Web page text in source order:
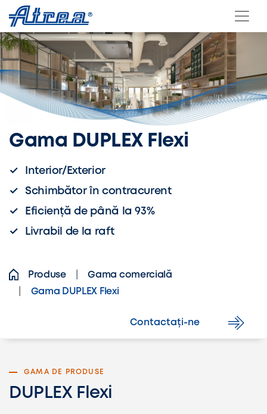
Skip to content
Gama DUPLEX Flexi
Interior/Exterior
Schimbător în contracurent
Eficiență de până la 93%
Livrabil de la raft
Produse
Gama comercială
Gama DUPLEX Flexi
Contactați-ne
GAMA DE PRODUSE
DUPLEX Flexi